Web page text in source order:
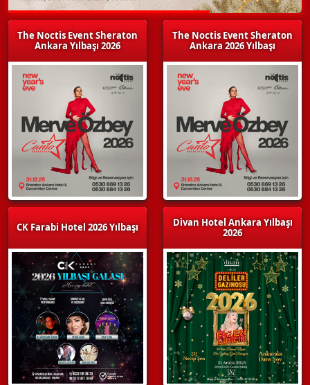
The Noctis Event Sheraton
Ankara Yılbaşı 2026
CK Farabi Hotel 2026 Yılbaşı
The Noctis Event Sheraton
Ankara 2026 Yılbaşı
Divan Hotel Ankara Yılbaşı
2026